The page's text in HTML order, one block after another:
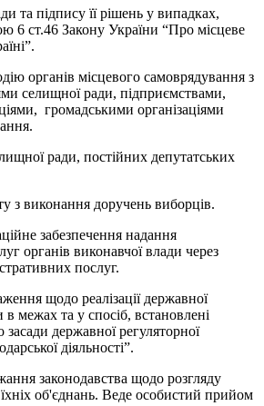
та підпису її рішень у випадках,
6 ст.46 Закону України “Про місцеве
органів місцевого самоврядування з
селищної ради, підприємствами,
громадськими організаціями
ради, постійних депутатських
з виконання доручень виборців.
забезпечення надання
органів виконавчої влади через
послуг.
щодо реалізації державної
в межах та у спосіб, встановлені
державної регуляторної
діяльності”.
законодавства щодо розгляду
об'єднань. Веде особистий прийом